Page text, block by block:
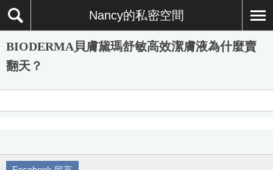
Nancy的私密空間
BIODERMA貝膚黛瑪舒敏高效潔膚液為什麼賣
翻天？